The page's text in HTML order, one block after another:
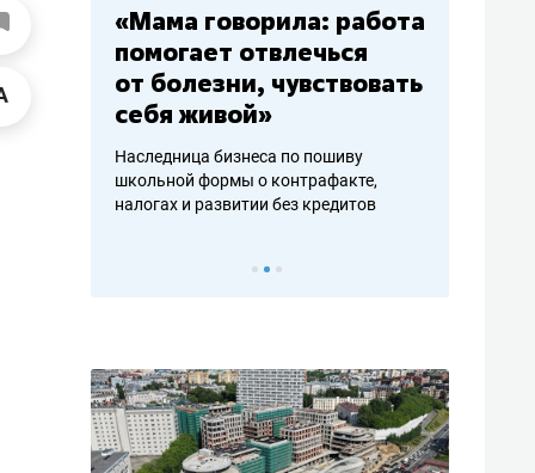
«Мама говорила: работа
помогает отвлечься
от болезни, чувствовать
себя живой»
Наследница бизнеса по пошиву
школьной формы о контрафакте,
налогах и развитии без кредитов